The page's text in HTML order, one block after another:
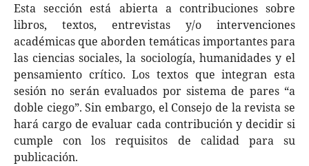
Esta sección está abierta a contribuciones sobre
libros, textos, entrevistas y/o intervenciones
académicas que aborden temáticas importantes para
las ciencias sociales, la sociología, humanidades y el
pensamiento crítico. Los textos que integran esta
sesión no serán evaluados por sistema de pares “a
doble ciego”. Sin embargo, el Consejo de la revista se
hará cargo de evaluar cada contribución y decidir si
cumple con los requisitos de calidad para su
publicación.